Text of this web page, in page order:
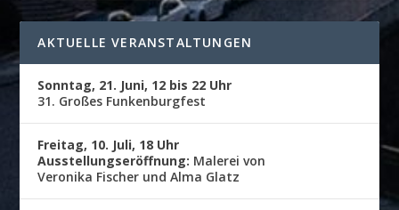
AKTUELLE VERANSTALTUNGEN
Sonntag, 21. Juni, 12 bis 22 Uhr
31. Großes Funkenburgfest
Freitag, 10. Juli, 18 Uhr
Ausstellungseröffnung: Malerei von
Veronika Fischer und Alma Glatz